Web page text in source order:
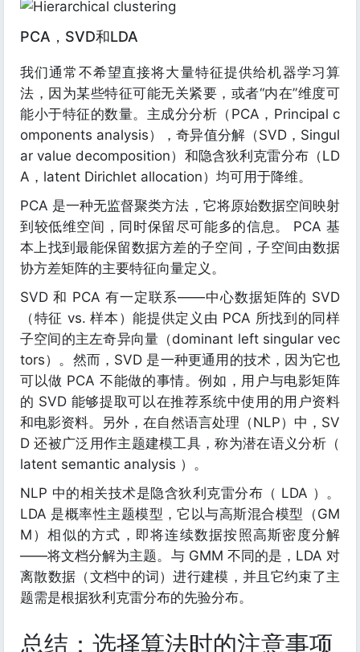
PCA，SVD和LDA
我们通常不希望直接将大量特征提供给机器学习算
法，因为某些特征可能无关紧要，或者“内在”维度可
能小于特征的数量。主成分分析（PCA，Principal c
omponents analysis），奇异值分解（SVD，Singul
ar value decomposition）和隐含狄利克雷分布（LD
A，latent Dirichlet allocation）均可用于降维。
PCA 是一种无监督聚类方法，它将原始数据空间映射
到较低维空间，同时保留尽可能多的信息。 PCA 基
本上找到最能保留数据方差的子空间，子空间由数据
协方差矩阵的主要特征向量定义。
SVD 和 PCA 有一定联系——中心数据矩阵的 SVD
（特征 vs. 样本）能提供定义由 PCA 所找到的同样
子空间的主左奇异向量（dominant left singular vec
tors）。然而，SVD 是一种更通用的技术，因为它也
可以做 PCA 不能做的事情。例如，用户与电影矩阵
的 SVD 能够提取可以在推荐系统中使用的用户资料
和电影资料。另外，在自然语言处理（NLP）中，SV
D 还被广泛用作主题建模工具，称为潜在语义分析（
latent semantic analysis ）。
NLP 中的相关技术是隐含狄利克雷分布（ LDA ）。
LDA 是概率性主题模型，它以与高斯混合模型（GM
M）相似的方式，即将连续数据按照高斯密度分解
——将文档分解为主题。与 GMM 不同的是，LDA 对
离散数据（文档中的词）进行建模，并且它约束了主
题需是根据狄利克雷分布的先验分布。
总结：选择算法时的注意事项